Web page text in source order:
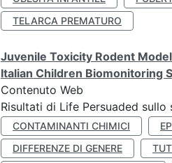
TELARCA PREMATURO
Juvenile Toxicity Rodent
Italian Children Biomonitoring
Contenuto Web
Risultati di Life Persuaded
CONTAMINANTI CHIMICI
DIFFERENZE DI GENERE